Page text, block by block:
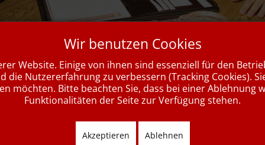
Holzkirchen löst Jan Birkholz
2025 steht beim SV Bischbrunn ein Trainerwechsel an. Der
vom bisherigen Spielertrainer Jan Birkholz übernehmen, der
wird allerdings als reiner Trainer von außen coachen.
Wir benutzen Cookies
Website. Einige von ihnen sind essenziell für den
die Nutzererfahrung zu verbessern (Tracking Cookies).
möchten. Bitte beachten Sie, dass bei einer Ablehnung
Funktionalitäten der Seite zur Verfügung stehen.
Akzeptieren Ablehnen